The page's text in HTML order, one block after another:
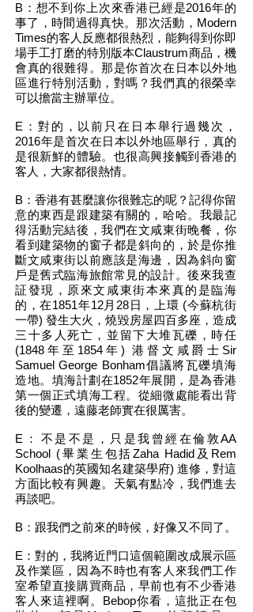
B：想不到你上次來香港已經是2016年的
事了，時間過得真快。那次活動，Modern
Times的客人反應都很熱烈，能夠得到你即
場手工打磨的特別版本Claustrum商品，機
會真的很難得。那是你首次在日本以外地
區進行特別活動，對嗎？我們真的很榮幸
可以擔當主辦單位。
E：對的，以前只在日本舉行過幾次，
2016年是首次在日本以外地區舉行，真的
是很新鮮的體驗。也很高興接觸到香港的
客人，大家都很熱情。
B：香港有甚麼讓你很難忘的呢？記得你留
意的東西是跟建築有關的，哈哈。我最記
得活動完結後，我們在文咸東街晚餐，你
看到建築物的窗子都是斜向的，於是你推
斷文咸東街以前應該是海邊，因為斜向窗
戶是舊式臨海旅館常見的設計。後來我查
証發現，原來文咸東街本來真的是臨海
的，在1851年12月28日，上環 (今蘇杭街
一帶) 發生大火，燒毀房屋四百多座，造成
三十多人死亡，並留下大堆瓦礫，時任
(1848年至1854年) 港督文咸爵士Sir
Samuel George Bonham倡議將瓦礫填海
造地。填海計劃在1852年展開，是為香港
第一個正式填海工程。從細微處能看出背
後的變遷，遠藤老師實在很厲害。
E：​不是不是，只是我曾經在倫敦AA
School (畢業生包括Zaha Hadid及Rem
Koolhaas的英國知名建築學府) 進修，對這
方面比較有興趣。天氣有點冷，我們進去
再談吧。
B：跟我們之前來的時候，好像又不同了。
E：對的，我將近門口這個範圍改成展示區
及作業區，因為不時也有客人來我們工作
室希望直接購買商品，早前也有不少香港
客人來這裡啊。Bebop你看，這批正在包